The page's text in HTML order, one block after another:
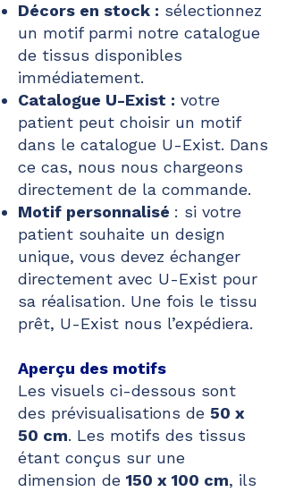
Décors en stock : sélectionnez
un motif parmi notre catalogue
de tissus disponibles
immédiatement.
Catalogue U-Exist : votre
patient peut choisir un motif
dans le catalogue U-Exist. Dans
ce cas, nous nous chargeons
directement de la commande.
Motif personnalisé : si votre
patient souhaite un design
unique, vous devez échanger
directement avec U-Exist pour
sa réalisation. Une fois le tissu
prêt, U-Exist nous l’expédiera.
Aperçu des motifs
Les visuels ci-dessous sont
des prévisualisations de 50 x
50 cm. Les motifs des tissus
étant conçus sur une
dimension de 150 x 100 cm, ils